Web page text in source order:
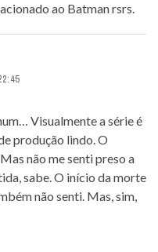
ao Batman rsrs.
Visualmente a série é
produção lindo. O
não me senti preso a
sabe. O início da morte
não senti. Mas, sim,